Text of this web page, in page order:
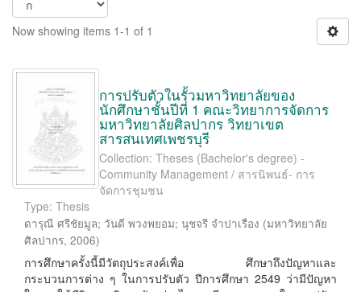
Now showing items 1-1 of 1
การปรับตัวในรั้วมหาวิทยาลัยของ
นักศึกษาชั้นปีที่ 1 คณะวิทยาการจัดการ
มหาวิทยาลัยศิลปากร วิทยาเขต
สารสนเทศเพชรบุรี
Collection: Theses (Bachelor's degree) -
Community Management / สารนิพนธ์- การ
จัดการชุมชน
Type: Thesis
ดารุณี ศรีชัยมูล; วันดี พวงพยอม; นุชจรี จำปาเรือง (มหาวิทยาลัย
ศิลปากร, 2006)
การศึกษาครั้งนี้มีวัตถุประสงค์เพื่อ ศึกษาถึงปัญหาและ
กระบวนการต่าง ๆ ในการปรับตัว ปีการศึกษา 2549 ว่ามีปัญหา